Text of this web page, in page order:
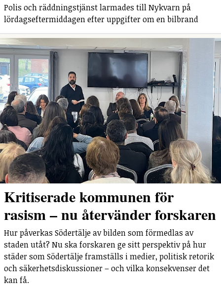
Polis och räddningstjänst larmades till Nykvarn på
lördagseftermiddagen efter uppgifter om en bilbrand
Kritiserade kommunen för
rasism – nu återvänder forskaren
Hur påverkas Södertälje av bilden som förmedlas av
staden utåt? Nu ska forskaren ge sitt perspektiv på hur
städer som Södertälje framställs i medier, politisk retorik
och säkerhetsdiskussioner – och vilka konsekvenser det
kan få.